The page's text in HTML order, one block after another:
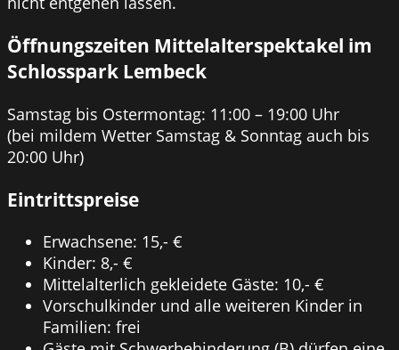
Öffnungszeiten Mittelalterspektakel im
Schlosspark Lembeck
Samstag bis Ostermontag: 11:00 – 19:00 Uhr
(bei mildem Wetter Samstag & Sonntag auch bis
20:00 Uhr)
Eintrittspreise
Erwachsene: 15,- €
Kinder: 8,- €
Mittelalterlich gekleidete Gäste: 10,- €
Vorschulkinder und alle weiteren Kinder in
Familien: frei